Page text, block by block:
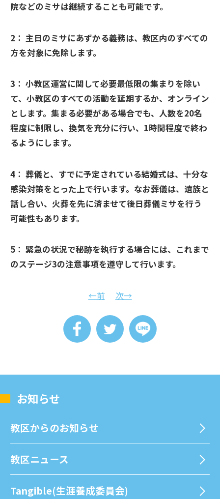
院などのミサは継続することも可能です。
2： 主日のミサにあずかる義務は、教区内のすべての
方を対象に免除します。
3： 小教区運営に関して必要最低限の集まりを除い
て、小教区のすべての活動を延期するか、オンライン
とします。集まる必要がある場合でも、人数を20名
程度に制限し、換気を充分に行い、1時間程度で終わ
るようにします。
4： 葬儀と、すでに予定されている結婚式は、十分な
感染対策をとった上で行います。なお葬儀は、遺族と
話し合い、火葬を先に済ませて後日葬儀ミサを行う
可能性もあります。
5： 緊急の状況で秘跡を執行する場合には、これまで
のステージ3の注意事項を遵守して行います。
←前 次→
お知らせ
教区からのお知らせ
教区ニュース
Tangible(生涯養成委員会)